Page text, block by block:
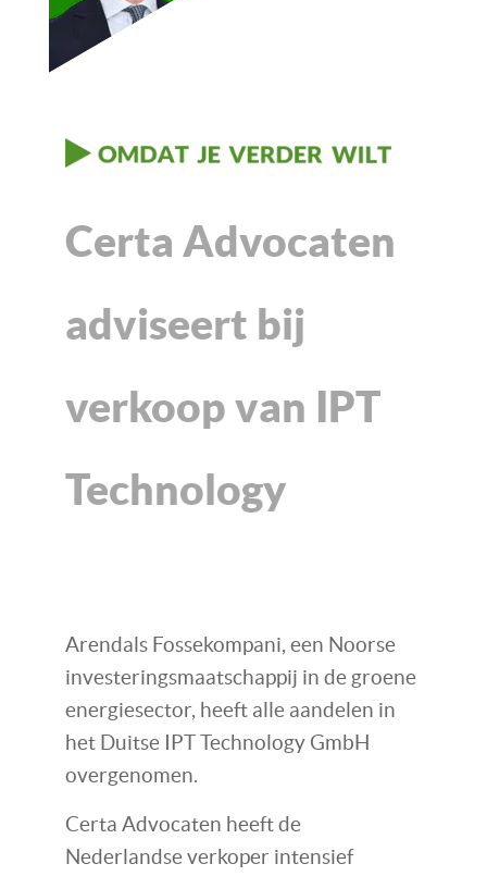
Certa Advocaten
adviseert bij
verkoop van IPT
Technology
Arendals Fossekompani, een Noorse
investeringsmaatschappij in de groene
energiesector, heeft alle aandelen in
het Duitse IPT Technology GmbH
overgenomen.
Certa Advocaten heeft de
Nederlandse verkoper intensief